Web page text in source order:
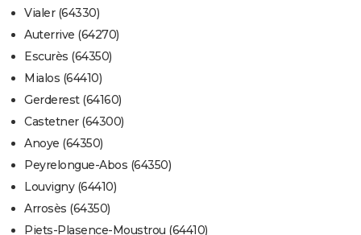
Vialer (64330)
Auterrive (64270)
Escurès (64350)
Mialos (64410)
Gerderest (64160)
Castetner (64300)
Anoye (64350)
Peyrelongue-Abos (64350)
Louvigny (64410)
Arrosès (64350)
Piets-Plasence-Moustrou (64410)